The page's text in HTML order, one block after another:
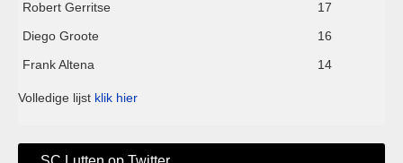
Robert Gerritse
17
Diego Groote
16
Frank Altena
14
Volledige lijst klik hier